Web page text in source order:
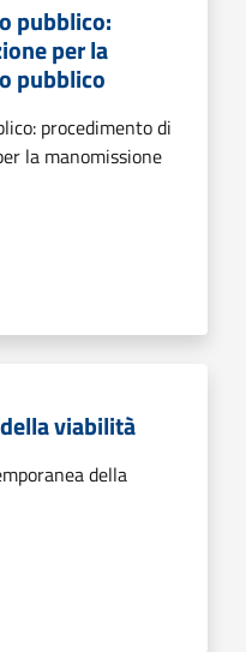
pubblico:
per la
pubblico
procedimento di
la manomissione
viabilità
della